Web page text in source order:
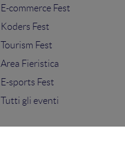
E-commerce Fest
Koders Fest
Tourism Fest
Area Fieristica
E-sports Fest
Tutti gli eventi